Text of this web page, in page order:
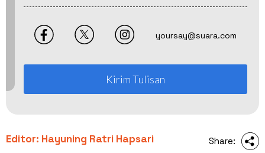
yoursay@suara.com
Kirim Tulisan
Editor: Hayuning Ratri Hapsari Share: